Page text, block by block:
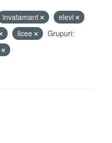
invatamant
elevi
licee
Grupuri: